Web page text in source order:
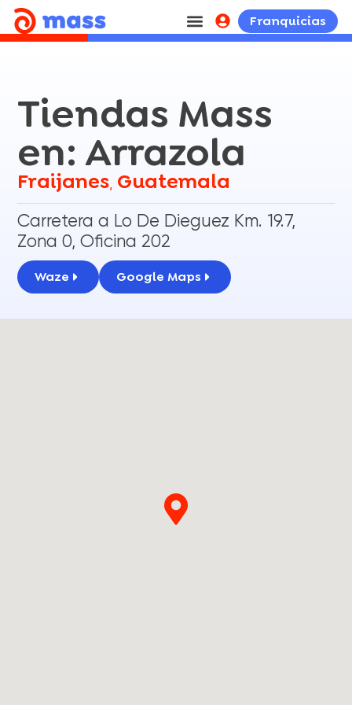
Franquicias
Tiendas Mass
en: Arrazola
Fraijanes, Guatemala
Carretera a Lo De Dieguez Km. 19.7,
Zona 0, Oficina 202
Waze Google Maps